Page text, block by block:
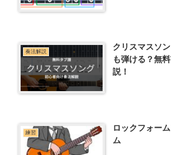
奏法解説
クリスマスソ
も弾ける？無
説！
練習
ロックフォー
ム